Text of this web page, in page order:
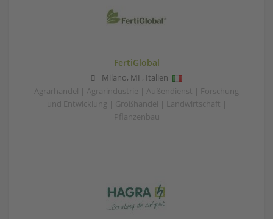
FertiGlobal
Milano, MI , Italien
Agrarhandel | Agrarindustrie | Außendienst | Forschung
und Entwicklung | Großhandel | Landwirtschaft |
Pflanzenbau